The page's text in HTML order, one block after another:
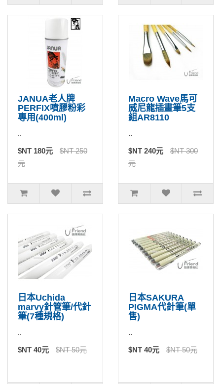
JANUA老人牌
PERFIX噴膠粉彩
專用(400ml)
..
$NT 180元
$NT 250
元
Macro Wave馬可
威尼龍插畫筆5支
組AR8110
..
$NT 240元
$NT 300
元
日本Uchida
marvy針管筆/代針
筆(7種規格)
..
$NT 40元 $NT 50元
日本SAKURA
PIGMA代針筆(單
售)
..
$NT 40元 $NT 50元